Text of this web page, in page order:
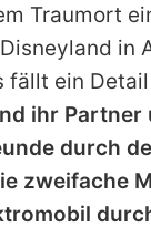
Traumort
in
fällt ein
ihr Partner
durch
zweifache